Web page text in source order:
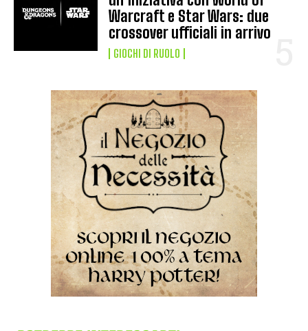
Warcraft e Star Wars: due
crossover ufficiali in arrivo
GIOCHI DI RUOLO